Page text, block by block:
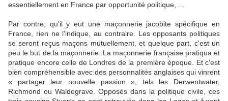
essentiellement en France par opportunité politique, ...
Par contre, qu'il y eut une maçonnerie jacobite spécifique en
France, rien ne l'indique, au contraire. Les opposants politiques
se seront reçus maçons mutuellement, et quelque part, c'est un
peu le but de la maçonnerie. La maçonnerie française pratiqua et
pratique encore celle de Londres de la première époque. Et c'est
bien compréhensible avec des personnalités anglaises qui vinrent
« partager leur nouvelle passion », tels les Derwentwater,
Richmond ou Waldegrave. Opposés dans la politique civile, ces